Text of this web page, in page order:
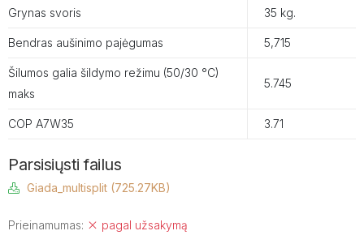
Grynas svoris 35 kg.
Bendras aušinimo pajėgumas 5,715
Šilumos galia šildymo režimu (50/30 °C)
maks
5.745
COP A7W35 3.71
Parsisiųsti failus
Giada_multisplit (725.27KB)
Prieinamumas: pagal užsakymą